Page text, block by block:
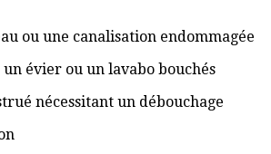
ou une canalisation endommagée
un évier ou un lavabo bouchés
nécessitant un débouchage